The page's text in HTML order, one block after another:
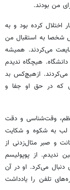
من بودند.
اختلال کرده بود و به
شخصا به استقبال من
می‌کردند. همیشه
هیچگاه ندیدم
می‌کردند. ازهیچ‌کس بد
که در حق او جفا و
نظم، وقت‌شناسی و دقت
لب به شکوه و شکایت
و صبر مثال‌زدنی از
ندیدم. از پوپولیسم
دنبال می‌کرد. او در آن
تلفن را یادداشت